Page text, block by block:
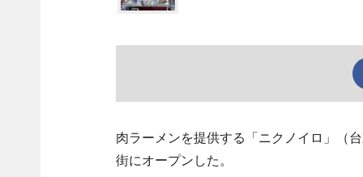
肉ラーメンを提供する「ニクノイロ」（
街にオープンした。